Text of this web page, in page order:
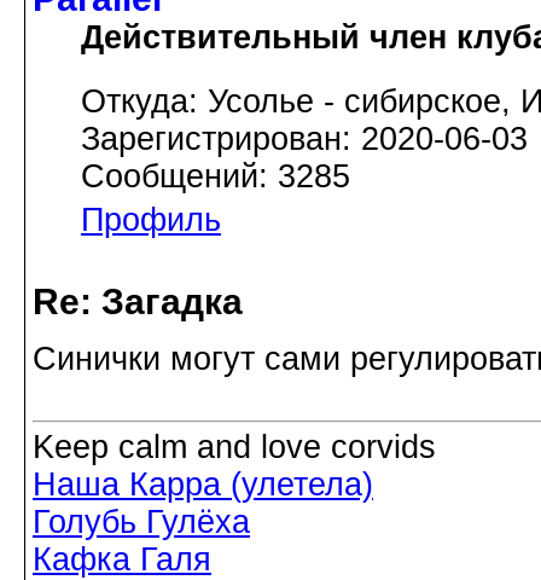
Действительный член
Откуда: Усолье - сибирское,
Зарегистрирован: 2020-06-03
Сообщений: 3285
Профиль
Re: Загадка
Синички могут сами
Keep calm and love corvids
Наша Карра (улетела)
Голубь Гулёха
Кафка Галя